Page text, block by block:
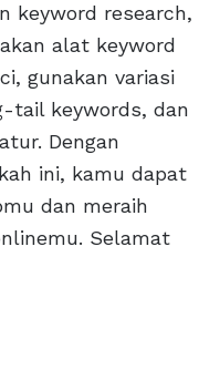
keyword research,
alat keyword
gunakan variasi
tail keywords, dan
Dengan
ini, kamu dapat
dan meraih
Selamat